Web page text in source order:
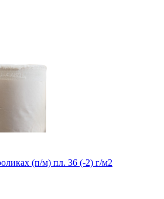
(п/м) пл. 36 (-2) г/м2